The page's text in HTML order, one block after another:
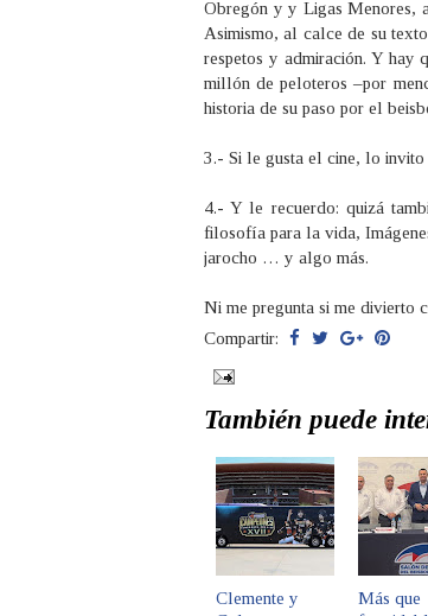
Obregón y y Ligas Menores,
Asimismo, al calce de su
respetos y admiración. Y hay
millón de peloteros –por
historia de su paso por el
3.- Si le gusta el cine, lo
4.- Y le recuerdo: quizá
filosofía para la vida,
jarocho … y algo más.
Ni me pregunta si me divierto
Compartir:
También puede
Clemente y
Más que